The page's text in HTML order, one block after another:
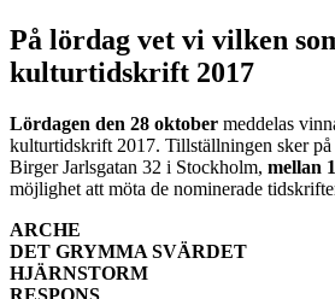
På lördag vet vi vilken
kulturtidskrift 2017
Lördagen den 28 oktober meddelas
kulturtidskrift 2017. Tillställningen sker på
Birger Jarlsgatan 32 i Stockholm, mellan
möjlighet att möta de nominerade
ARCHE
DET GRYMMA SVÄRDET
HJÄRNSTORM
RESPONS